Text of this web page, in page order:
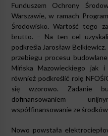
Funduszem Ochrony
Warszawie, w ramach
Środowisko. Wartość tego
brutto. – Na ten cel
podkreśla Jarosław
przebiegu procesu
Mińska Mazowieckiego jak i
również podkreślić rolę
się wzorowo. Zadanie
dofinansowaniem
współfinansowanie ze
Nowo powstała